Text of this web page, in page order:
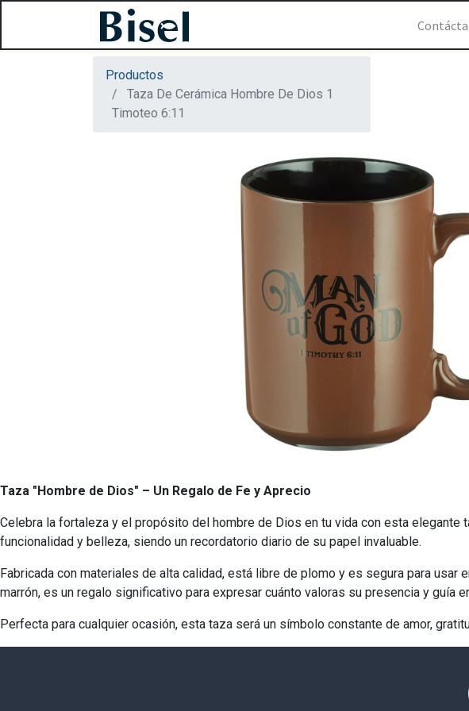
Productos
Taza De Cerámica Hombre De Dios 1
Timoteo 6:11
Taza "Hombre de Dios" – Un Regalo de Fe y Aprecio
Celebra la fortaleza y el propósito del hombre de Dios en tu vida con esta
funcionalidad y belleza, siendo un recordatorio diario de su papel invaluable.
Fabricada con materiales de alta calidad, está libre de plomo y es segura para
marrón, es un regalo significativo para expresar cuánto valoras su presencia y guía
Perfecta para cualquier ocasión, esta taza será un símbolo constante de amor,